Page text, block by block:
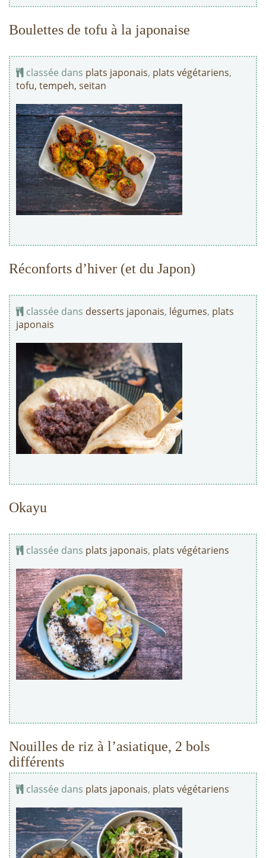
Boulettes de tofu à la japonaise
classée dans plats japonais, plats végétariens,
tofu, tempeh, seitan
Réconforts d’hiver (et du Japon)
classée dans desserts japonais, légumes, plats
japonais
Okayu
classée dans plats japonais, plats végétariens
Nouilles de riz à l’asiatique, 2 bols
différents
classée dans plats japonais, plats végétariens